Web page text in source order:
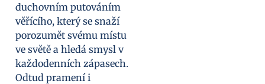
duchovním putováním
věřícího, který se snaží
porozumět svému místu
ve světě a hledá smysl v
každodenních zápasech.
Odtud pramení i